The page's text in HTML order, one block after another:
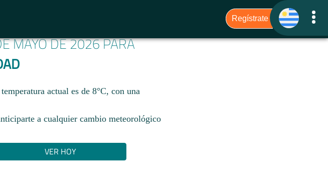
MAYO DE 2026 PARA
actual es de 8°C, con una
a cualquier cambio meteorológico
VER HOY